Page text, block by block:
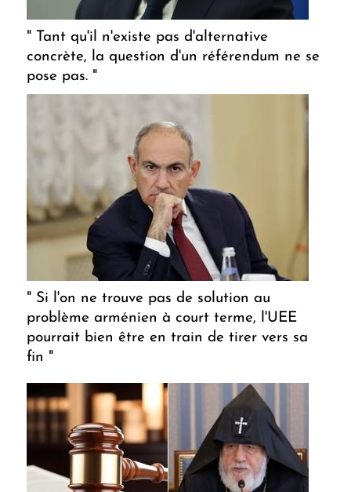
" Tant qu'il n'existe pas d'alternative
concrète, la question d'un référendum ne se
pose pas. "
" Si l'on ne trouve pas de solution au
problème arménien à court terme, l'UEE
pourrait bien être en train de tirer vers sa
fin "